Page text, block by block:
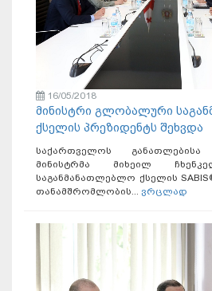
16/05/2018
მინისტრი გლობალური
ქსელის პრეზიდენტს შეხვდა
საქართველოს
მინისტრმა მიხეილ
საგანმანათლებლო ქსელის
თანამშრომლობის... ვრცლად